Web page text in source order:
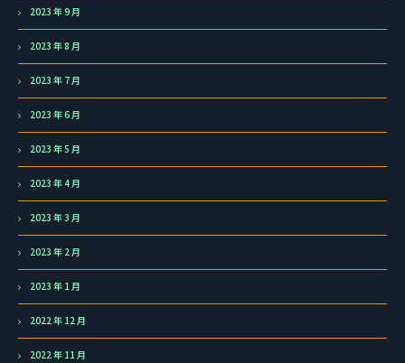
2023 年 9 月
2023 年 8 月
2023 年 7 月
2023 年 6 月
2023 年 5 月
2023 年 4 月
2023 年 3 月
2023 年 2 月
2023 年 1 月
2022 年 12 月
2022 年 11 月